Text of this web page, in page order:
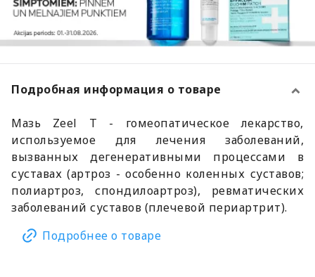
Подробная информация о товаре
Мазь Zeel T - гомеопатическое лекарство,
используемое для лечения заболеваний,
вызванных дегенеративными процессами в
суставах (артроз - особенно коленных суставов;
полиартроз, спондилоартроз), ревматических
заболеваний суставов (плечевой периартрит).
Подробнее о товаре